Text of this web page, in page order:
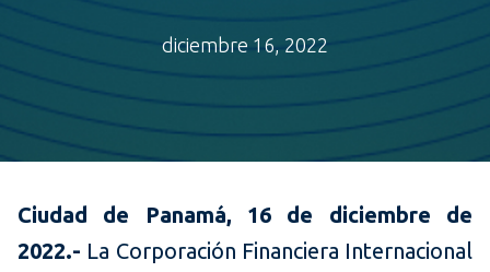
diciembre 16, 2022
Ciudad de Panamá, 16 de diciembre de
2022.- La Corporación Financiera Internacional